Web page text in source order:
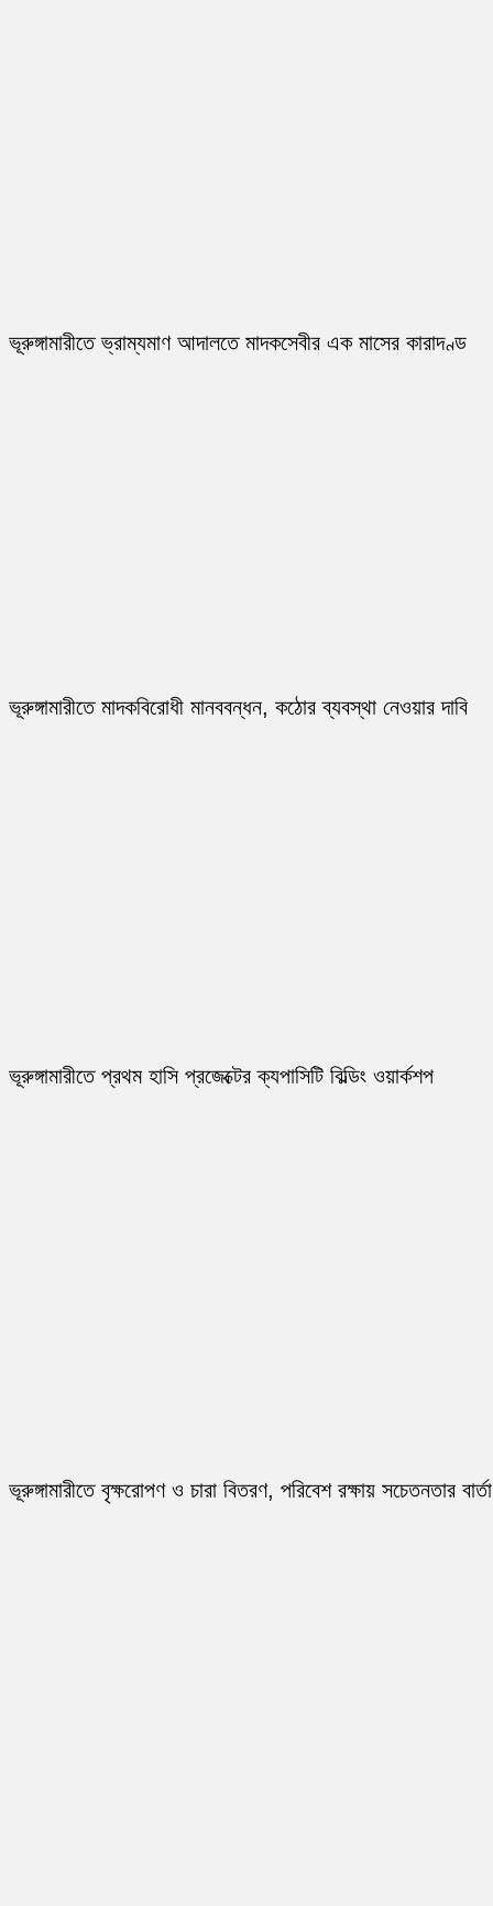
ভূরুঙ্গামারীতে ভ্রাম্যমাণ আদালতে মাদকসেবীর এক মাসের কারাদণ্ড
ভূরুঙ্গামারীতে মাদকবিরোধী মানববন্ধন, কঠোর ব্যবস্থা নেওয়ার দাবি
ভূরুঙ্গামারীতে প্রথম হাসি প্রজেক্টের ক্যপাসিটি বিল্ডিং ওয়ার্কশপ
ভূরুঙ্গামারীতে বৃক্ষরোপণ ও চারা বিতরণ, পরিবেশ রক্ষায় সচেতনতার বার্তা